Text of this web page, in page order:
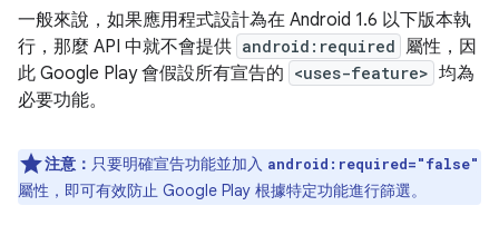
一般來說，如果應用程式設計為在 Android 1.6 以下版本執
行，那麼 API 中就不會提供 android:required 屬性，因
此 Google Play 會假設所有宣告的 <uses-feature> 均為
必要功能。
注意： 只要明確宣告功能並加入 android:required="false"
屬性，即可有效防止 Google Play 根據特定功能進行篩選。